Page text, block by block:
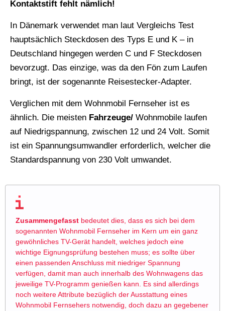
Kontaktstift fehlt nämlich!
In Dänemark verwendet man laut Vergleichs Test
hauptsächlich Steckdosen des Typs E und K – in
Deutschland hingegen werden C und F Steckdosen
bevorzugt. Das einzige, was da den Fön zum Laufen
bringt, ist der sogenannte Reisestecker-Adapter.
Verglichen mit dem Wohnmobil Fernseher ist es
ähnlich. Die meisten Fahrzeuge/ Wohnmobile laufen
auf Niedrigspannung, zwischen 12 und 24 Volt. Somit
ist ein Spannungsumwandler erforderlich, welcher die
Standardspannung von 230 Volt umwandet.
Zusammengefasst bedeutet dies, dass es sich bei dem
sogenannten Wohnmobil Fernseher im Kern um ein ganz
gewöhnliches TV-Gerät handelt, welches jedoch eine
wichtige Eignungsprüfung bestehen muss; es sollte über
einen passenden Anschluss mit niedriger Spannung
verfügen, damit man auch innerhalb des Wohnwagens das
jeweilige TV-Programm genießen kann. Es sind allerdings
noch weitere Attribute bezüglich der Ausstattung eines
Wohnmobil Fernsehers notwendig, doch dazu an gegebener